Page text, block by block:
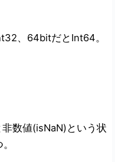
、64bitだとInt64。
数値(isNaN)という状